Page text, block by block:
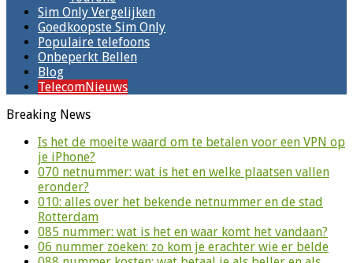
Sim Only Vergelijken
Goedkoopste Sim Only
Populaire telefoons
Onbeperkt Bellen
Blog
TelecomNieuws
Breaking News
Is het de moeite waard om te betalen voor een VPN op
je iPhone?
070 netnummer: wat is het en welke plaatsen vallen
eronder?
010: alles over het bekende netnummer en de stad
Rotterdam
085 nummer: wat is het en waar komt het vandaan?
06 nummer zoeken: zo kom je erachter wie er belde